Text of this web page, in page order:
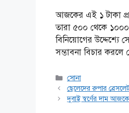
আজকের এই ১ টাকা
তারা ৫০০ থেকে ১০০০
বিনিয়োগের উদ্দেশ্যে
সম্ভাবনা বিচার
Categories
সোনা
ছেলেদের রুপার
দুবাই স্বর্ণের দাম